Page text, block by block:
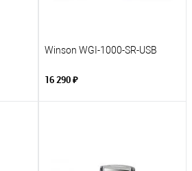
Winson WGI-1000-SR-USB
16 290 ₽